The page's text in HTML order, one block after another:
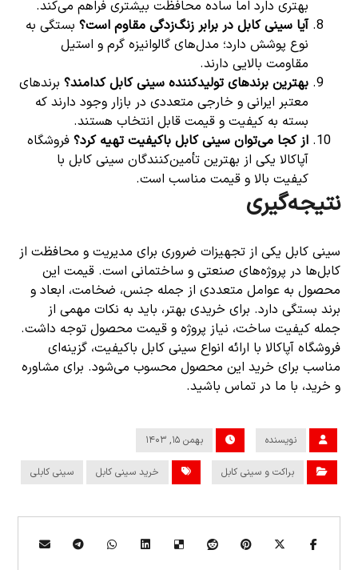
بهتری دارد اما ساده محافظت بیشتری فراهم می‌کند.
آیا سینی کابل در برابر زنگ‌زدگی مقاوم است؟ بستگی به
نوع پوشش دارد؛ مدل‌های گالوانیزه گرم و استیل
مقاومت بالایی دارند.
بهترین برندهای تولیدکننده سینی کابل کدامند؟ برندهای
معتبر ایرانی و خارجی متعددی در بازار وجود دارند که
بسته به کیفیت و قیمت قابل انتخاب هستند.
از کجا می‌توان سینی کابل باکیفیت تهیه کرد؟ فروشگاه
آپاکالا یکی از بهترین تأمین‌کنندگان سینی کابل با
کیفیت بالا و قیمت مناسب است.
نتیجه‌گیری
سینی کابل یکی از تجهیزات ضروری برای مدیریت و محافظت از
کابل‌ها در پروژه‌های صنعتی و ساختمانی است. قیمت این
محصول به عوامل متعددی از جمله جنس، ضخامت، ابعاد و
برند بستگی دارد. برای خریدی بهتر، باید به نکات مهمی از
جمله کیفیت ساخت، نیاز پروژه و قیمت محصول توجه داشت.
فروشگاه آپاکالا با ارائه انواع سینی کابل باکیفیت، گزینه‌ای
مناسب برای خرید این محصول محسوب می‌شود. برای مشاوره
و خرید، با ما در تماس باشید.
نویسنده بهمن ۱۵, ۱۴۰۳
براکت و سینی کابل خرید سینی کابل سینی کابلی